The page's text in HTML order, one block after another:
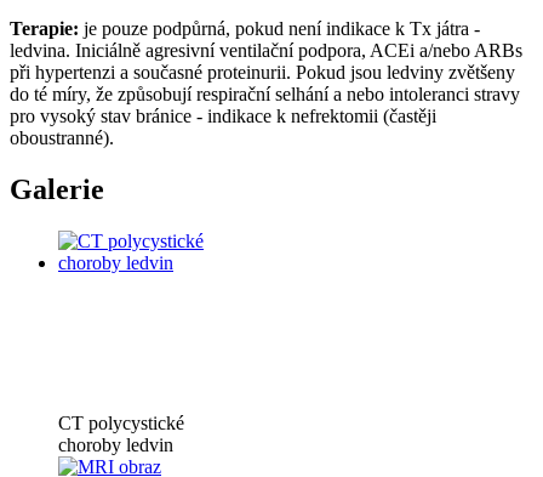
Terapie: je pouze podpůrná, pokud není indikace k Tx játra -
ledvina. Iniciálně agresivní ventilační podpora, ACEi a/nebo ARBs
při hypertenzi a současné proteinurii. Pokud jsou ledviny zvětšeny
do té míry, že způsobují respirační selhání a nebo intoleranci stravy
pro vysoký stav bránice - indikace k nefrektomii (častěji
oboustranné).
Galerie
CT polycystické
choroby ledvin